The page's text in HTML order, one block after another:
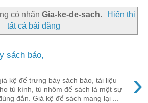
có nhãn Gia-ke-de-sach.
Hiển thị
tất cả bài đăng
sách báo,
›
kệ để trưng bày sách báo, tài liệu
tủ kính, tủ nhôm để sách là một sự
đắn. Giá kệ để sách mang lại ...